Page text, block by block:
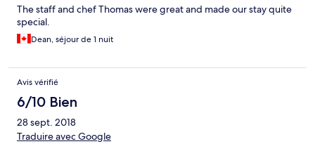
The staff and chef Thomas were great and made our stay quite
special.
Dean, séjour de 1 nuit
Avis vérifié
6/10 Bien
28 sept. 2018
Traduire avec Google